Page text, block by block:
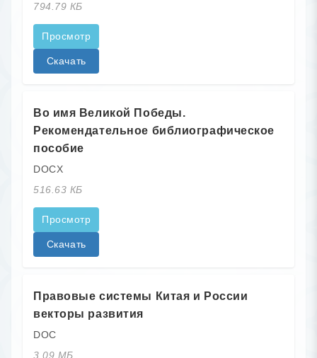
794.79 КБ
Просмотр
Скачать
Во имя Великой Победы.
Рекомендательное библиографическое
пособие
DOCX
516.63 КБ
Просмотр
Скачать
Правовые системы Китая и России
векторы развития
DOC
3.09 МБ